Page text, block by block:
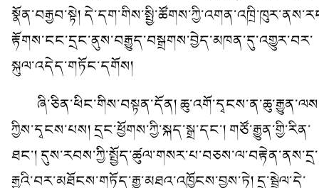
སྣོན་བརྒྱབ་སྟེ།
རྟོགས་ངང་དྲང་ནུས་བརྒྱུད་བསྒྲགས་བྱེད་མཁན་དུ་འགྱུར་བར་
སྐུལ་འདེད་གཏོང་དགོས།
ཞི་ཅིན་ཕིང་གིས་བསྟན་དོན།
ཀྱིས་དྭངས་པས། དྲང་ཕྱོགས་ཀྱི་སྐད་སྒྲ་དང་། གཙོ་རྒྱུན་གྱི་རིན་
ཐང་། དུས་རབས་ཀྱི་སྤྱོད་ཚུལ་གསར་པ་བཅས་ལ་བརྟེན་ནས་དྲ་
རྒྱའི་བར་མཐོངས་གཏོད་རྒྱུ་མཐའ་འཁྱོངས་བྱས་ཏེ། དྲ་སྦྲེལ་དེ་